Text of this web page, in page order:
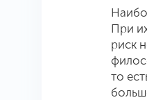
При
риск
то